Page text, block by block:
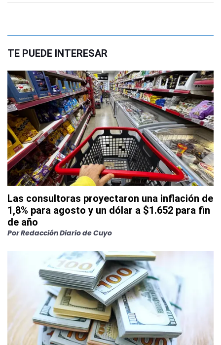
TE PUEDE INTERESAR
Las consultoras proyectaron una inflación de
1,8% para agosto y un dólar a $1.652 para fin
de año
PorRedacción Diario de Cuyo